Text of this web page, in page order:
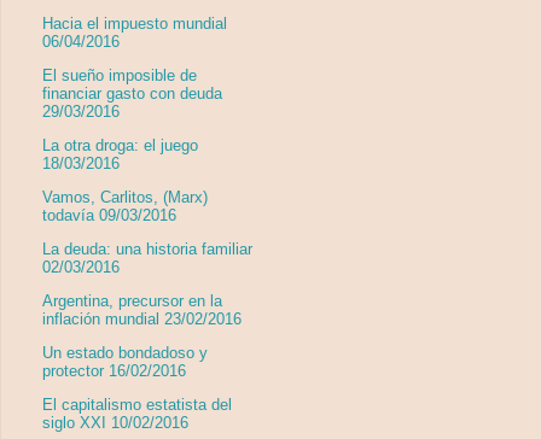
Hacia el impuesto mundial
06/04/2016
El sueño imposible de
financiar gasto con deuda
29/03/2016
La otra droga: el juego
18/03/2016
Vamos, Carlitos, (Marx)
todavía 09/03/2016
La deuda: una historia familiar
02/03/2016
Argentina, precursor en la
inflación mundial 23/02/2016
Un estado bondadoso y
protector 16/02/2016
El capitalismo estatista del
siglo XXI 10/02/2016